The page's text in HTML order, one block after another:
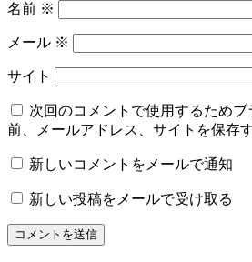
名前 ※
メール ※
サイト
次回のコメントで使用するため
前、メールアドレス、サイトを保存す
新しいコメントをメールで通知
新しい投稿をメールで受け取る